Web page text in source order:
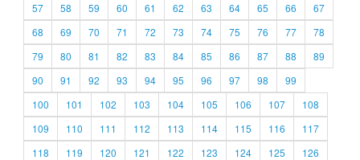
57
58 59 60 61 62 63 64 65 66
67
68
69 70 71 72 73 74 75 76 77
78
79
80 81 82 83 84 85 86 87 88
89
90
91 92 93 94 95 96 97 98
99
100
101 102 103 104 105 106 107
108
109
110 111 112 113 114 115 116
117
118
119 120 121 122 123 124 125
126